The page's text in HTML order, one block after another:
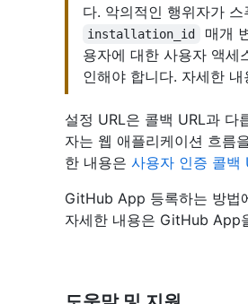
다. 악의적인 행위자가 스
installation_id
매개
용자에 대한 사용자 액세
인해야 합니다. 자세한 내
설정 URL은 콜백 URL과
자는 웹 애플리케이션 흐름
한 내용은 사용자 인증 콜백
GitHub App 등록하는 방법
자세한 내용은 GitHub App